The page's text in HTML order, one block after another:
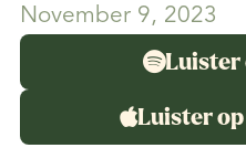
November 9, 2023
Luister
Luister